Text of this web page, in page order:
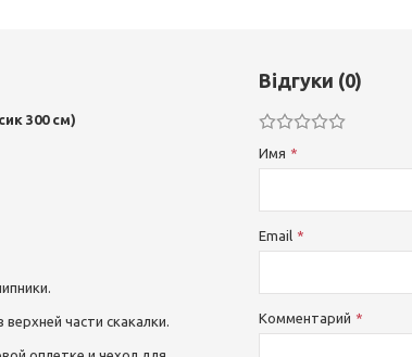
300 см)
части скакалки.
Відгуки (0)
Имя
Email
Комментарий